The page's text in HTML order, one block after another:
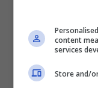
Se
pungere
content
services
Store and/